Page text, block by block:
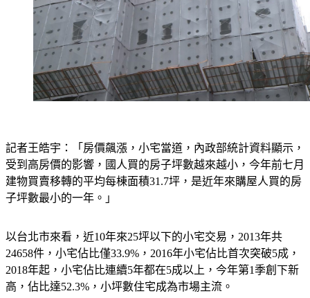
記者王皓宇：「房價飆漲，小宅當道，內政部統計資料顯示，
受到高房價的影響，國人買的房子坪數越來越小，今年前七月
建物買賣移轉的平均每棟面積31.7坪，是近年來購屋人買的房
子坪數最小的一年。」
以台北市來看，近10年來25坪以下的小宅交易，2013年共
24658件，小宅佔比僅33.9%，2016年小宅佔比首次突破5成，
2018年起，小宅佔比連續5年都在5成以上，今年第1季創下新
高，佔比達52.3%，小坪數住宅成為市場主流。